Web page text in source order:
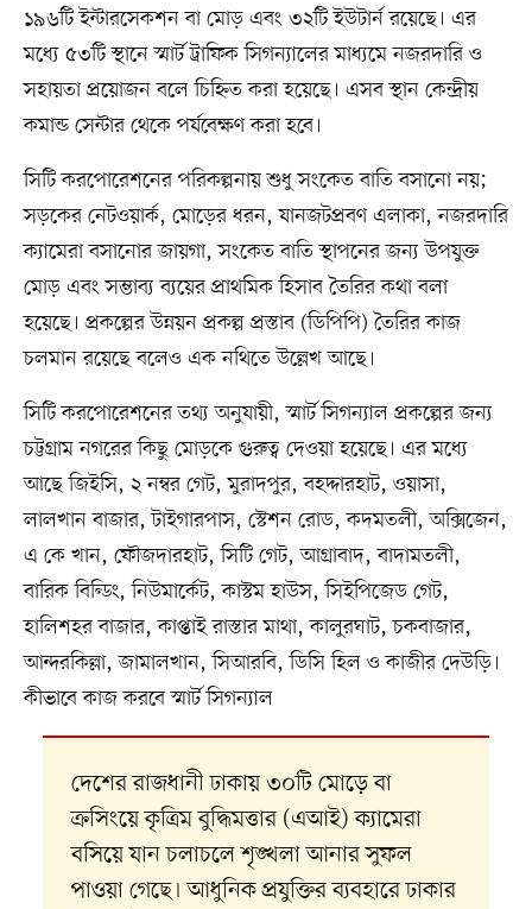
১৯৬টি ইন্টারসেকশন বা মোড় এবং ৩২টি ইউটার্ন রয়েছে। এর
মধ্যে ৫৩টি স্থানে স্মার্ট ট্রাফিক সিগন্যালের মাধ্যমে নজরদারি ও
সহায়তা প্রয়োজন বলে চিহ্নিত করা হয়েছে। এসব স্থান কেন্দ্রীয়
কমান্ড সেন্টার থেকে পর্যবেক্ষণ করা হবে।
সিটি করপোরেশনের পরিকল্পনায় শুধু সংকেত বাতি বসানো নয়;
সড়কের নেটওয়ার্ক, মোড়ের ধরন, যানজটপ্রবণ এলাকা, নজরদারি
ক্যামেরা বসানোর জায়গা, সংকেত বাতি স্থাপনের জন্য উপযুক্ত
মোড় এবং সম্ভাব্য ব্যয়ের প্রাথমিক হিসাব তৈরির কথা বলা
হয়েছে। প্রকল্পের উন্নয়ন প্রকল্প প্রস্তাব (ডিপিপি) তৈরির কাজ
চলমান রয়েছে বলেও এক নথিতে উল্লেখ আছে।
সিটি করপোরেশনের তথ্য অনুযায়ী, স্মার্ট সিগন্যাল প্রকল্পের জন্য
চট্টগ্রাম নগরের কিছু মোড়কে গুরুত্ব দেওয়া হয়েছে। এর মধ্যে
আছে জিইসি, ২ নম্বর গেট, মুরাদপুর, বহদ্দারহাট, ওয়াসা,
লালখান বাজার, টাইগারপাস, স্টেশন রোড, কদমতলী, অক্সিজেন,
এ কে খান, ফৌজদারহাট, সিটি গেট, আগ্রাবাদ, বাদামতলী,
বারিক বিল্ডিং, নিউমার্কেট, কাস্টম হাউস, সিইপিজেড গেট,
হালিশহর বাজার, কাপ্তাই রাস্তার মাথা, কালুরঘাট, চকবাজার,
আন্দরকিল্লা, জামালখান, সিআরবি, ডিসি হিল ও কাজীর দেউড়ি।
কীভাবে কাজ করবে স্মার্ট সিগন্যাল
দেশের রাজধানী ঢাকায় ৩০টি মোড়ে বা
ক্রসিংয়ে কৃত্রিম বুদ্ধিমত্তার (এআই) ক্যামেরা
বসিয়ে যান চলাচলে শৃঙ্খলা আনার সুফল
পাওয়া গেছে। আধুনিক প্রযুক্তির ব্যবহারে ঢাকার